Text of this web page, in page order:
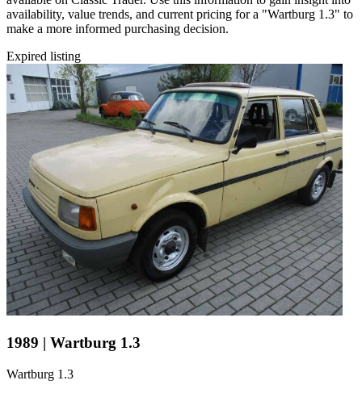
availability, value trends, and current pricing for a "Wartburg 1.3" to
make a more informed purchasing decision.
Expired listing
1989 | Wartburg 1.3
Wartburg 1.3